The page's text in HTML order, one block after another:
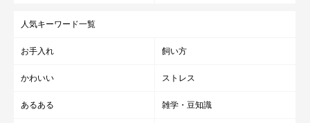
人気キーワード一覧
お手入れ 飼い方
かわいい ストレス
あるある 雑学・豆知識